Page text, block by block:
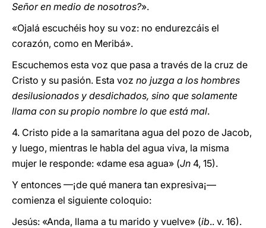
Señor en medio de nosotros?».
«Ojalá escuchéis hoy su voz: no endurezcáis el
corazón, como en Meribá».
Escuchemos esta voz que pasa a través de la cruz de
Cristo y su pasión. Esta voz no juzga a los hombres
desilusionados y desdichados, sino que solamente
llama con su propio nombre lo que está mal.
4. Cristo pide a la samaritana agua del pozo de Jacob,
y luego, mientras le habla del agua viva, la misma
mujer le responde: «dame esa agua» (Jn 4, 15).
Y entonces —¡de qué manera tan expresiva¡—
comienza el siguiente coloquio:
Jesús: «Anda, llama a tu marido y vuelve» (ib.. v. 16).